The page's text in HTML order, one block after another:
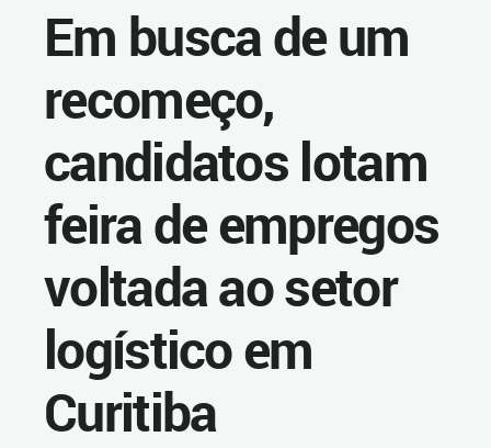
Em busca de um
recomeço,
candidatos lotam
feira de empregos
voltada ao setor
logístico em
Curitiba